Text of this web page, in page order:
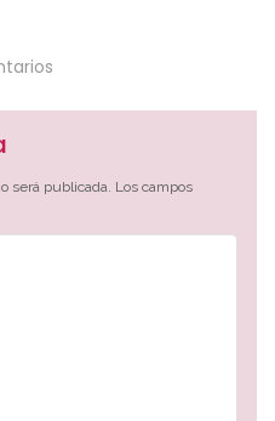
será publicada. Los campos